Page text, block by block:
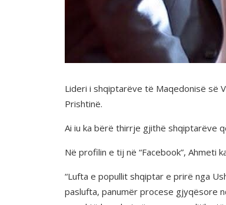
Lideri i shqiptarëve të Maqedonisë së
Prishtinë.
Ai iu ka bërë thirrje gjithë shqiptarëve
Në profilin e tij në “Facebook”, Ahmeti
“Lufta e popullit shqiptar e prirë nga
paslufta, panumër procese gjyqësore